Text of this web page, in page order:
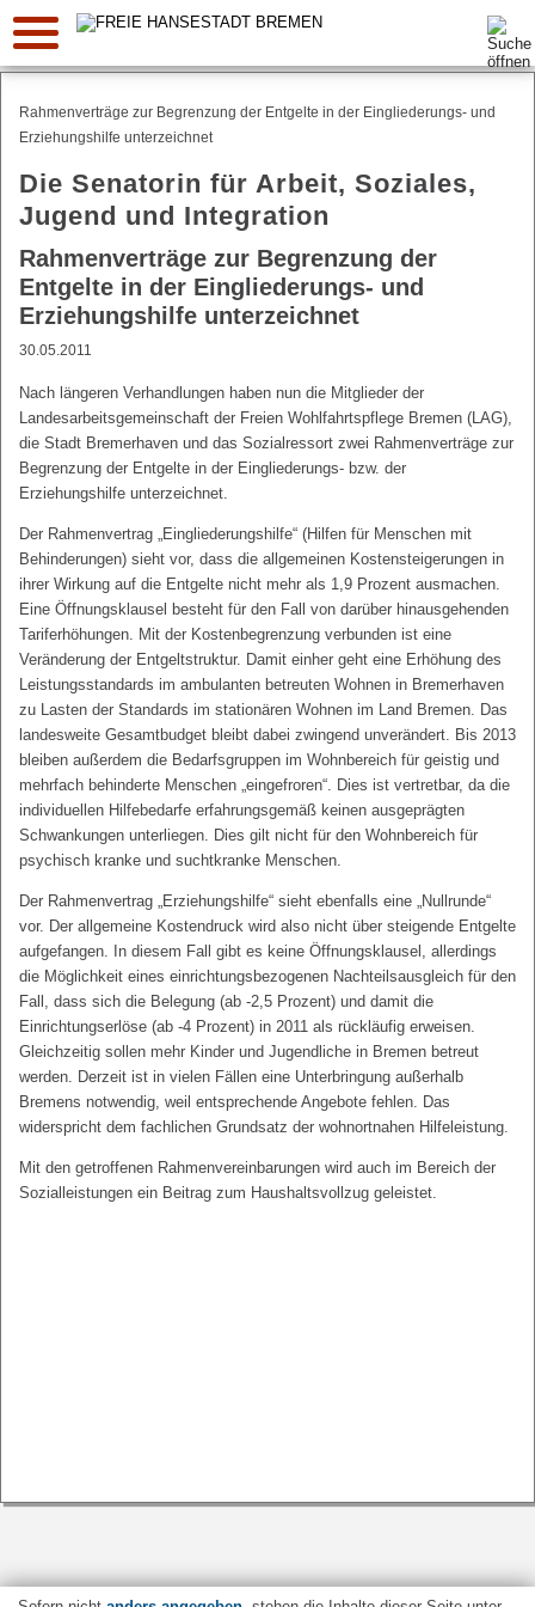
Suche:
Rahmenverträge zur Begrenzung der Entgelte in der Eingliederungs- und
Erziehungshilfe unterzeichnet
Die Senatorin für Arbeit, Soziales,
Jugend und Integration
Rahmenverträge zur Begrenzung der
Entgelte in der Eingliederungs- und
Erziehungshilfe unterzeichnet
30.05.2011
Nach längeren Verhandlungen haben nun die Mitglieder der
Landesarbeitsgemeinschaft der Freien Wohlfahrtspflege Bremen (LAG),
die Stadt Bremerhaven und das Sozialressort zwei Rahmenverträge zur
Begrenzung der Entgelte in der Eingliederungs- bzw. der
Erziehungshilfe unterzeichnet.
Der Rahmenvertrag „Eingliederungshilfe“ (Hilfen für Menschen mit
Behinderungen) sieht vor, dass die allgemeinen Kostensteigerungen in
ihrer Wirkung auf die Entgelte nicht mehr als 1,9 Prozent ausmachen.
Eine Öffnungsklausel besteht für den Fall von darüber hinausgehenden
Tariferhöhungen. Mit der Kostenbegrenzung verbunden ist eine
Veränderung der Entgeltstruktur. Damit einher geht eine Erhöhung des
Leistungsstandards im ambulanten betreuten Wohnen in Bremerhaven
zu Lasten der Standards im stationären Wohnen im Land Bremen. Das
landesweite Gesamtbudget bleibt dabei zwingend unverändert. Bis 2013
bleiben außerdem die Bedarfsgruppen im Wohnbereich für geistig und
mehrfach behinderte Menschen „eingefroren“. Dies ist vertretbar, da die
individuellen Hilfebedarfe erfahrungsgemäß keinen ausgeprägten
Schwankungen unterliegen. Dies gilt nicht für den Wohnbereich für
psychisch kranke und suchtkranke Menschen.
Der Rahmenvertrag „Erziehungshilfe“ sieht ebenfalls eine „Nullrunde“
vor. Der allgemeine Kostendruck wird also nicht über steigende Entgelte
aufgefangen. In diesem Fall gibt es keine Öffnungsklausel, allerdings
die Möglichkeit eines einrichtungsbezogenen Nachteilsausgleich für den
Fall, dass sich die Belegung (ab -2,5 Prozent) und damit die
Einrichtungserlöse (ab -4 Prozent) in 2011 als rückläufig erweisen.
Gleichzeitig sollen mehr Kinder und Jugendliche in Bremen betreut
werden. Derzeit ist in vielen Fällen eine Unterbringung außerhalb
Bremens notwendig, weil entsprechende Angebote fehlen. Das
widerspricht dem fachlichen Grundsatz der wohnortnahen Hilfeleistung.
Mit den getroffenen Rahmenvereinbarungen wird auch im Bereich der
Sozialleistungen ein Beitrag zum Haushaltsvollzug geleistet.